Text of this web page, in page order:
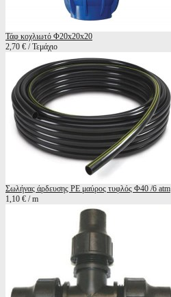
Τάφ κοχλιωτό Φ20x20x20
2,70 € / Τεμάχιο
Σωλήνας άρδευσης ΡΕ μαύρος τυφλός Φ40 /6 atm
1,10 € / m